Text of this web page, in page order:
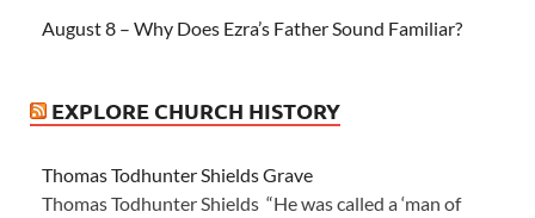
August 8 – Why Does Ezra’s Father Sound Familiar?
EXPLORE CHURCH HISTORY
Thomas Todhunter Shields Grave
Thomas Todhunter Shields “He was called a ‘man of